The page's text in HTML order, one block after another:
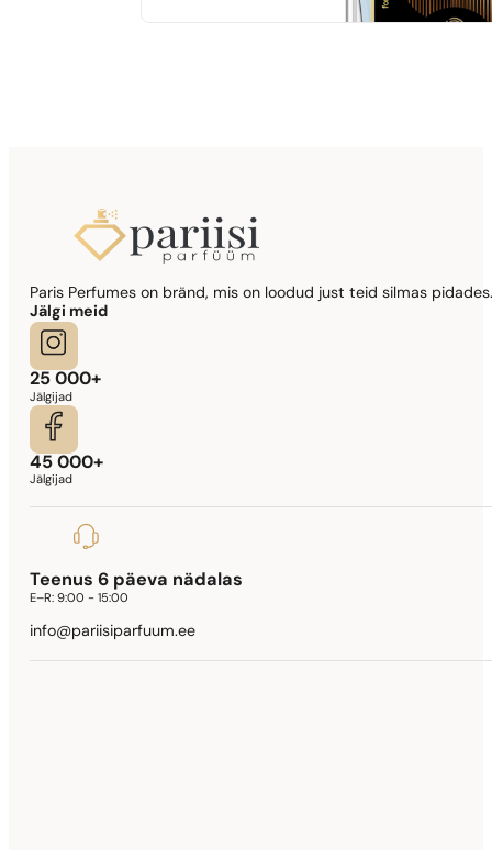
Sarnased lõhna noodid
Lady Million Prive
Paris Perfumes on bränd, mis on loodud just teid silmas
Jälgi meid
25 000+
Jälgijad
45 000+
Jälgijad
Teenus 6 päeva nädalas
E–R:9:00 - 15:00
info@pariisiparfuum.ee